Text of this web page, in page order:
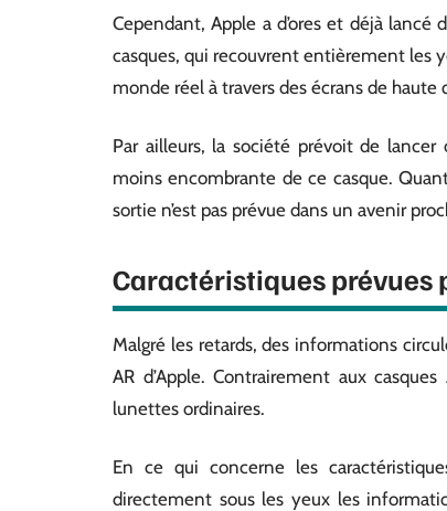
Cependant, Apple a d’ores et déjà
casques, qui recouvrent entièrement les
monde réel à travers des écrans de haute
Par ailleurs, la société prévoit de
moins encombrante de ce casque.
sortie n’est pas prévue dans un avenir
Caractéristiques prévues
Malgré les retards, des informations
AR d’Apple. Contrairement aux
lunettes ordinaires.
En ce qui concerne les
directement sous les yeux les